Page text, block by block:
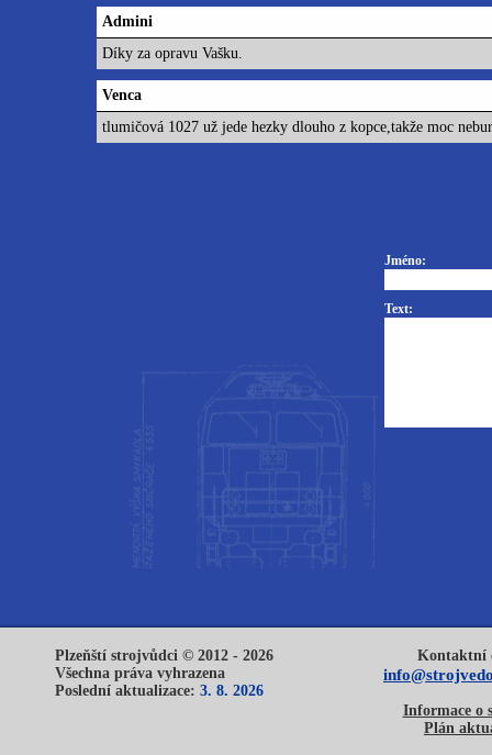
Admini
Díky za opravu Vašku.
Venca
tlumičová 1027 už jede hezky dlouho z kopce,takže moc
Jméno:
Text:
Plzeňští strojvůdci © 2012 - 2026
Všechna práva vyhrazena
Poslední aktualizace: 3. 8. 2026
Kontaktní
Informace o
Plán